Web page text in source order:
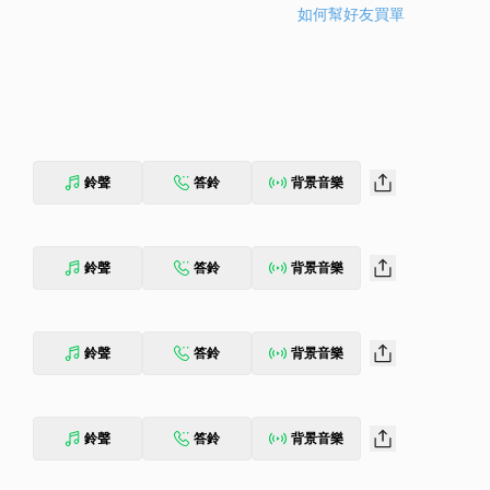
如何幫好友買單
鈴聲 答鈴 背景音樂
鈴聲 答鈴 背景音樂
鈴聲 答鈴 背景音樂
鈴聲 答鈴 背景音樂